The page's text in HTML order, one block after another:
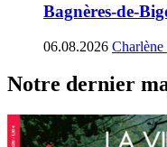
Bagnères-de-
06.08.2026
Notre dernier